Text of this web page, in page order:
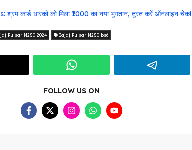
कार्ड धारकों को मिला ₹1000 का नया भुगतान, तुरंत करें ऑनलाइन चेक!
Pulsar N250 2024 Bajaj Pulsar N250 bs6
FOLLOW US ON